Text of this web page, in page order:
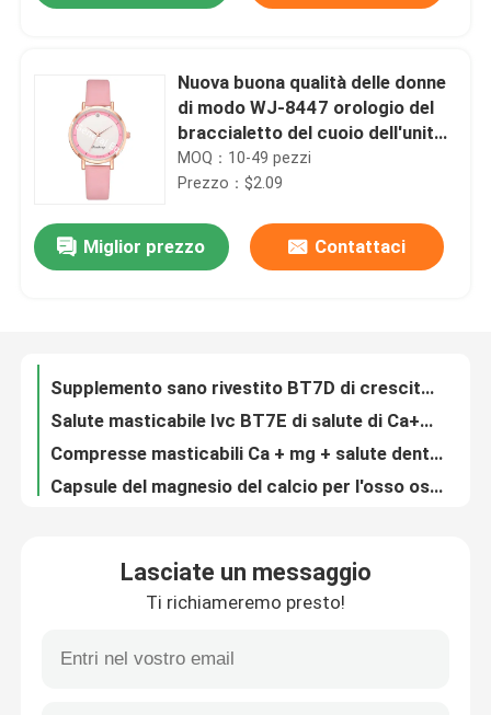
Prodotti
Circa noi
Contattici
Notizie
Nuova buona qualità delle donne
di modo WJ-8447 orologio del
braccialetto del cuoio dell'unità
di elaborazione della cassa per
orologi della lega di molti colori
MOQ：10-49 pezzi
Prezzo：$2.09
Miglior prezzo Contattaci
Funzione BT5C del muscolo e di nervo del magnesio del calcio e della compressa di vitamina D3
Lasciate un messaggio
Ti richiameremo presto!